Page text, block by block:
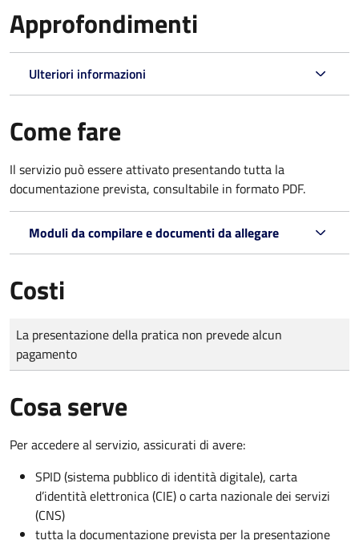
Approfondimenti
Ulteriori informazioni
Come fare
Il servizio può essere attivato presentando tutta la
documentazione prevista, consultabile in formato PDF.
Moduli da compilare e documenti da allegare
Costi
Tipo di pagamento
Importo
La presentazione della pratica non prevede alcun
pagamento
Cosa serve
Per accedere al servizio, assicurati di avere:
SPID (sistema pubblico di identità digitale), carta
d’identità elettronica (CIE) o carta nazionale dei servizi
(CNS)
tutta la documentazione prevista per la presentazione